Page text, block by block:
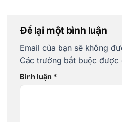
Để lại một bình luận
Email của bạn sẽ không
Các trường bắt buộc được
Bình luận *